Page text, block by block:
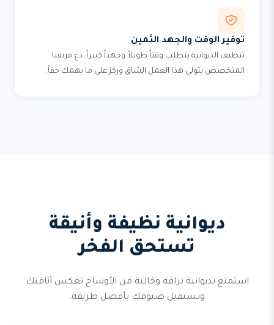
توفير الوقت والجهد الثمين
تنظيف الديوانية يتطلب وقتاً طويلاً وجهداً كبيراً. دع فريقنا
المتخصص يتولى هذا العمل الشاق وركز على ما يهمك حقاً.
ديوانية نظيفة وأنيقة
تستحق الفخر
استمتع بديوانية براقة وخالية من الأوساخ تعكس أناقتك
وتستقبل ضيوفك بأفضل طريقة.